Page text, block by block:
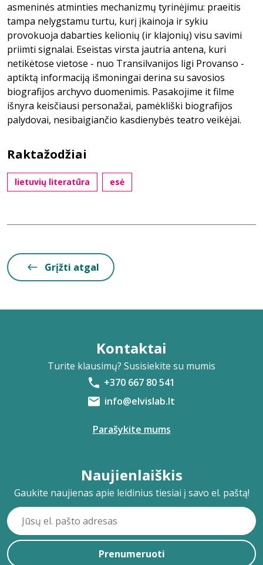
asmeninės atminties mechanizmų tyrinėjimu: praeitis
tampa nelygstamu turtu, kurį įkainoja ir sykiu
provokuoja dabarties kelionių (ir klajonių) visu savimi
priimti signalai. Eseistas virsta jautria antena, kuri
netikėtose vietose - nuo Transilvanijos ligi Provanso -
aptiktą informaciją išmoningai derina su savosios
biografijos archyvo duomenimis. Pasakojime it filme
išnyra keisčiausi personažai, pamėkliški biografijos
palydovai, nesibaigiančio kasdienybės teatro veikėjai.
Raktažodžiai
lietuvių literatūra esė
Grįžti atgal
Kontaktai
Turite klausimų? Susisiekite su mumis
+370 667 80 541
info@elvislab.lt
Parašykite mums
Naujienlaiškis
Gaukite naujienas apie leidinius tiesiai į savo el. paštą!
Prenumeruoti